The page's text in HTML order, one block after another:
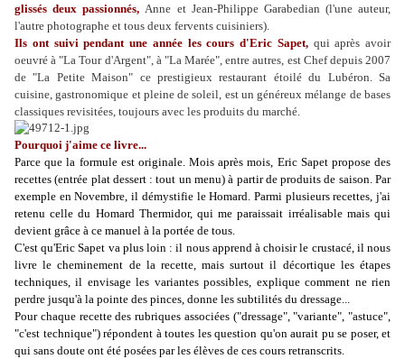
glissés deux passionnés, Anne et Jean-Philippe Garabedian (l'une auteur,
l'autre photographe et tous deux fervents cuisiniers).
Ils ont suivi pendant une année les cours d'Eric Sapet,qui après avoir
oeuvré à "La Tour d'Argent", à "La Marée", entre autres, est Chef depuis 2007
de "La Petite Maison" ce prestigieux restaurant étoilé du Lubéron. Sa
cuisine, gastronomique et pleine de soleil, est un généreux mélange de bases
classiques revisitées, toujours avec les produits du marché.
Pourquoi j'aime ce livre...
Parce que la formule est originale. Mois après mois, Eric Sapet propose des
recettes (entrée plat dessert : tout un menu) à partir de produits de saison. Par
exemple en Novembre, il démystifie le Homard. Parmi plusieurs recettes, j'ai
retenu celle du Homard Thermidor, qui me paraissait irréalisable mais qui
devient grâce à ce manuel à la portée de tous.
C'est qu'Eric Sapet va plus loin : il nous apprend à choisir le crustacé, il nous
livre le cheminement de la recette, mais surtout il décortique les étapes
techniques, il envisage les variantes possibles, explique comment ne rien
perdre jusqu'à la pointe des pinces, donne les subtilités du dressage...
Pour chaque recette des rubriques associées ("dressage", "variante", "astuce",
"c'est technique") répondent à toutes les question qu'on aurait pu se poser, et
qui sans doute ont été posées par les élèves de ces cours retranscrits.